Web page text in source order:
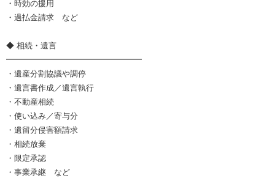
・時効の援用
・過払金請求 など
◆ 相続・遺言
━━━━━━━━━━━━━━━━━
・遺産分割協議や調停
・遺言書作成／遺言執行
・不動産相続
・使い込み／寄与分
・遺留分侵害額請求
・相続放棄
・限定承認
・事業承継 など